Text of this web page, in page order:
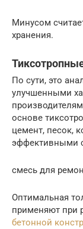
Минусом
хранения.
По сути, это
улучшенными
основе
цемент, песок,
эффективными
смесь для
Оптимальная
применяют при
бетонной